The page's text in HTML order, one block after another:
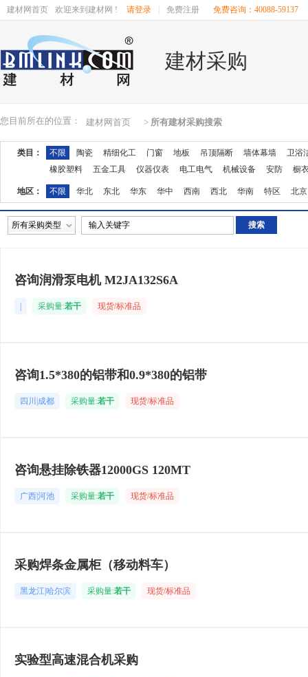
建材网首页 欢迎来到建材网 ! 请登录 免费注册 免费咨询：40088-59137
建材采购
您目前所在的位置： 建材网首页 > 所有建材采购搜索
类目： 不限 陶瓷 精细化工 门窗 地板 吊顶隔断 墙体幕墙
卫浴
橡胶塑料
五金工具 仪器仪表 电工电气 机械设备 安防 橱
地区： 不限 华北 东北 华东 华中 西南 西北 华南 特区
北京
湖南
广东 广西 江西 四川 海南 贵州 云南 西藏
陕西
所有采购类型
咨询润滑泵电机 M2JA132S6A
采购量:若干 现货/标准品
咨询1.5*380的铝带和0.9*380的铝带
四川|成都 采购量:若干 现货/标准品
咨询悬挂除铁器12000GS 120MT
广西|河池 采购量:若干 现货/标准品
采购焊条金属柜（移动料车）
黑龙江|哈尔滨 采购量:若干 现货/标准品
实验型高速混合机采购